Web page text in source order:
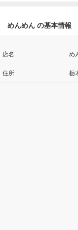
めんめん の基本情報
店名 め
住所 栃